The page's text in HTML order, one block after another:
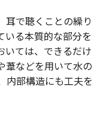
耳で聴くことの繰り
いる本質的な部分を
いては、できるだけ
葦などを用いて水の
内部構造にも工夫を